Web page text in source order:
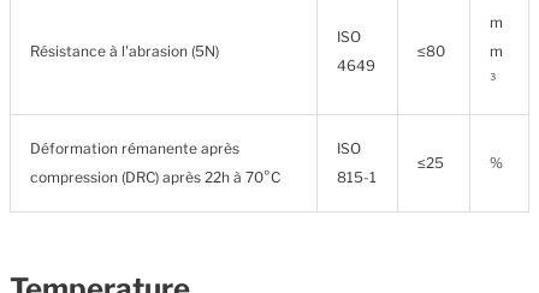
Résistance à l'abrasion (5N)
ISO
4649
≤80
m
m
³
Déformation rémanente après
compression (DRC) après 22h à 70°C
ISO
815-1
≤25 %